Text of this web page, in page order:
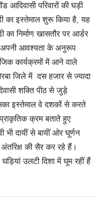
आदिवासी परिवारों की घड़ी
का इस्तेमाल शुरू किया है, यह
निर्माण खासतौर पर आर्डर
अपनी आवश्यता के अनुरूप
कार्यक्रमों में आने वाले
जिले में दस हजार से ज्यादा
शक्ति पीठ से जुड़े
इस्तेमाल वे दशकों से करते
क्रम बताते हुए
भी दायीं से बायीं ओर घूर्णन
की सैर कर रहे हैं।
उलटी दिशा में घूम रहीं हैं